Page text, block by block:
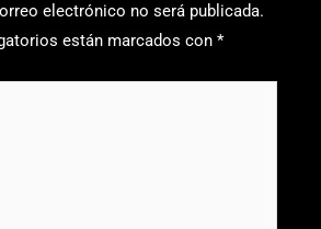
electrónico no será publicada.
están marcados con*